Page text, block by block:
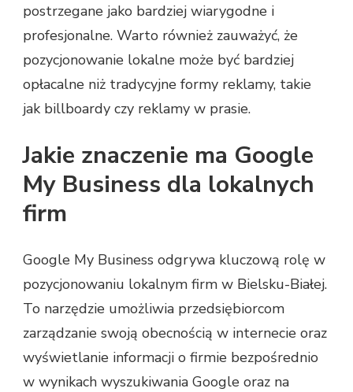
postrzegane jako bardziej wiarygodne i
profesjonalne. Warto również zauważyć, że
pozycjonowanie lokalne może być bardziej
opłacalne niż tradycyjne formy reklamy, takie
jak billboardy czy reklamy w prasie.
Jakie znaczenie ma Google
My Business dla lokalnych
firm
Google My Business odgrywa kluczową rolę w
pozycjonowaniu lokalnym firm w Bielsku-Białej.
To narzędzie umożliwia przedsiębiorcom
zarządzanie swoją obecnością w internecie oraz
wyświetlanie informacji o firmie bezpośrednio
w wynikach wyszukiwania Google oraz na